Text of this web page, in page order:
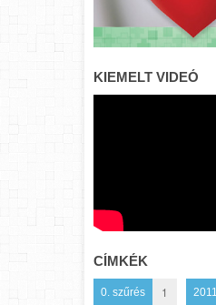
KIEMELT VIDEÓ
CÍMKÉK
0. szűrés 1 2011